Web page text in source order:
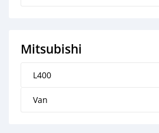
Mitsubishi
L400
Van